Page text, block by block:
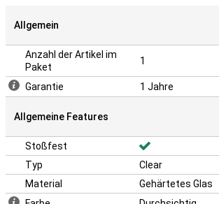
Allgemein
Anzahl der Artikel im
Paket
1
Garantie 1 Jahre
Allgemeine Features
Stoßfest
Typ
Clear
Material
Gehärtetes Glas